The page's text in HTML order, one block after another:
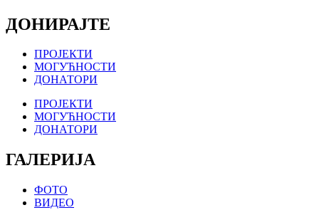
ДОНИРАЈТЕ
ПРОЈЕКТИ
МОГУЋНОСТИ
ДОНАТОРИ
ПРОЈЕКТИ
МОГУЋНОСТИ
ДОНАТОРИ
ГАЛЕРИЈА
ФОТО
ВИДЕО